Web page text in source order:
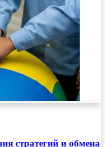
стратегий и обмена